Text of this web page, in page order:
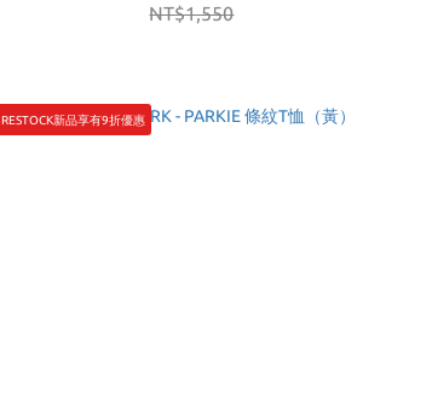
NT$1,550
RESTOCK新品享有9折優惠